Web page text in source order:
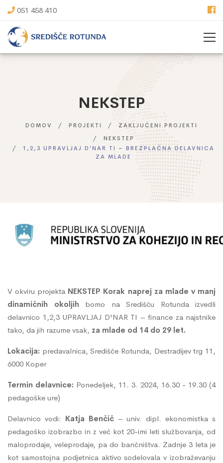
051 458 410
NEKSTEP
DOMOV PROJEKTI
ZAKLJUČENI PROJEKTI
NEKSTEP
1,2,3 UPRAVLJAJ D'NAR TI – BREZPLAČNA DELAVNICA
ZA MLADE
V okviru projekta NEKSTEP Korak naprej za mlade v manj
dinamičnih okoljih bomo na Središču Rotunda izvedli
delavnico 1,2,3 UPRAVLJAJ D'NAR TI – finance za najstnike
tako, da jih razume vsak, za mlade od 14 do 29 let.
Lokacija: predavalnica, Središče Rotunda, Destradijev trg 11,
6000 Koper
Termin delavnice: Ponedeljek, 11. 3. 2024, 16.30 - 19.30 (4
pedagoške ure)
Delavnico vodi: Katja Benčič– univ. dipl. ekonomistka s
pedagoško izobrazbo in z več kot 20-imi leti službovanja, od
maloprodaje, veleprodaje, pa do bančništva. Zadnje 3 leta je
kot samostojna podjetnica aktivo sodelovala v izobraževanju